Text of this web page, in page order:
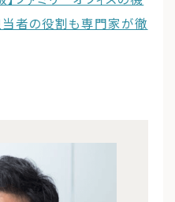
者の役割も専門家が徹